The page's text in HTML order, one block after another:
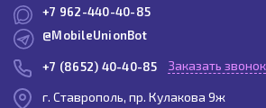
+7 962-440-40-85
@MobileUnionBot
+7 (8652) 40-40-85 Заказать звонок
г. Ставрополь, пр. Кулакова 9ж